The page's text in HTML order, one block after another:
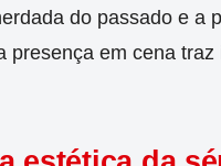
do passado e a
em cena